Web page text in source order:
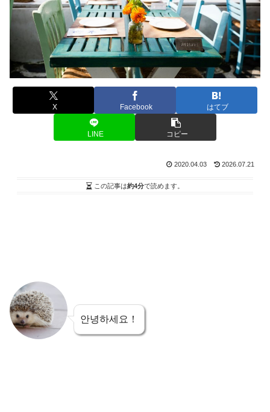
X Facebook はてブ
LINE コピー
2020.04.03 2026.07.21
この記事は約4分で読めます。
안녕하세요！